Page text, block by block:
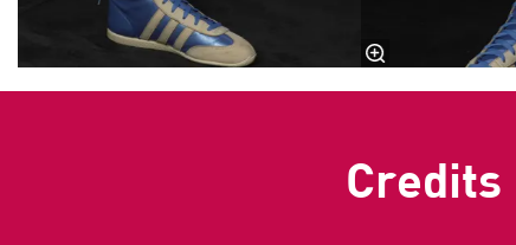
Credits